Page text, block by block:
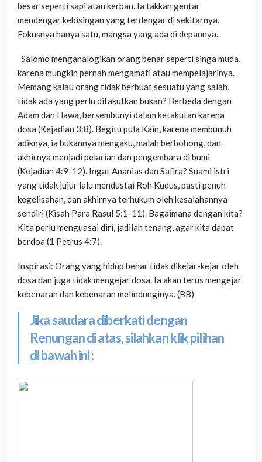
besar seperti sapi atau kerbau. Ia takkan gentar
mendengar kebisingan yang terdengar di sekitarnya.
Fokusnya hanya satu, mangsa yang ada di depannya.
Salomo menganalogikan orang benar seperti singa muda,
karena mungkin pernah mengamati atau mempelajarinya.
Memang kalau orang tidak berbuat sesuatu yang salah,
tidak ada yang perlu ditakutkan bukan? Berbeda dengan
Adam dan Hawa, bersembunyi dalam ketakutan karena
dosa (Kejadian 3:8). Begitu pula Kain, karena membunuh
adiknya, ia bukannya mengaku, malah berbohong, dan
akhirnya menjadi pelarian dan pengembara di bumi
(Kejadian 4:9-12). Ingat Ananias dan Safira? Suami istri
yang tidak jujur lalu mendustai Roh Kudus, pasti penuh
kegelisahan, dan akhirnya terhukum oleh kesalahannya
sendiri (Kisah Para Rasul 5:1-11). Bagaimana dengan kita?
Kita perlu menguasai diri, jadilah tenang, agar kita dapat
berdoa (1 Petrus 4:7).
Inspirasi: Orang yang hidup benar tidak dikejar-kejar oleh
dosa dan juga tidak mengejar dosa. Ia akan terus mengejar
kebenaran dan kebenaran melindunginya. (BB)
Jika saudara diberkati dengan
Renungan di atas, silahkan klik pilihan
di bawah ini :